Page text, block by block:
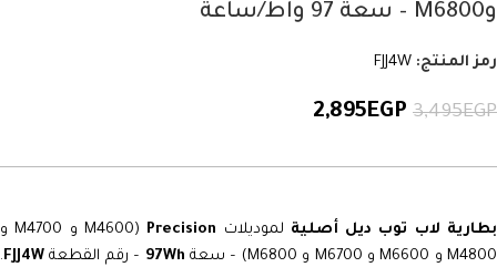
وM6800 – سعة 97 واط/ساعة
رمز المنتج: FJJ4W
3,495EGP
2,895EGP
بطارية لاب توب ديل أصلية لموديلات Precision
(M4600 و M4700 و
M4800 و M6600 و M6700 و M6800) – سعة
97Wh – رقم القطعة FJJ4W
.